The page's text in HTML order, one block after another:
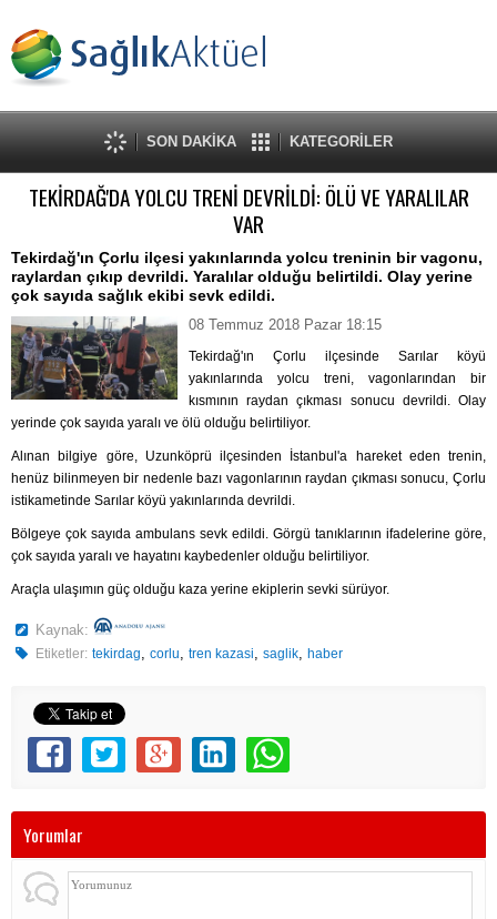
SON DAKİKA KATEGORİLER
TEKİRDAĞ'DA YOLCU TRENİ DEVRİLDİ: ÖLÜ VE YARALILAR
VAR
Tekirdağ'ın Çorlu ilçesi yakınlarında yolcu treninin bir vagonu,
raylardan çıkıp devrildi. Yaralılar olduğu belirtildi. Olay yerine
çok sayıda sağlık ekibi sevk edildi.
08 Temmuz 2018 Pazar 18:15
Tekirdağ'ın Çorlu ilçesinde Sarılar köyü
yakınlarında yolcu treni, vagonlarından bir
kısmının raydan çıkması sonucu devrildi. Olay
yerinde çok sayıda yaralı ve ölü olduğu belirtiliyor.
Alınan bilgiye göre, Uzunköprü ilçesinden İstanbul'a hareket eden trenin,
henüz bilinmeyen bir nedenle bazı vagonlarının raydan çıkması sonucu, Çorlu
istikametinde Sarılar köyü yakınlarında devrildi.
Bölgeye çok sayıda ambulans sevk edildi. Görgü tanıklarının ifadelerine göre,
çok sayıda yaralı ve hayatını kaybedenler olduğu belirtiliyor.
Araçla ulaşımın güç olduğu kaza yerine ekiplerin sevki sürüyor.
Kaynak:
Etiketler: tekirdag,corlu,tren kazasi,saglik,haber
Yorumlar